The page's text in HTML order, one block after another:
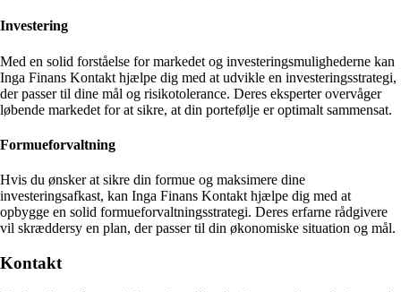
Investering
Med en solid forståelse for markedet og investeringsmulighederne kan
Inga Finans Kontakt hjælpe dig med at udvikle en investeringsstrategi,
der passer til dine mål og risikotolerance. Deres eksperter overvåger
løbende markedet for at sikre, at din portefølje er optimalt sammensat.
Formueforvaltning
Hvis du ønsker at sikre din formue og maksimere dine
investeringsafkast, kan Inga Finans Kontakt hjælpe dig med at
opbygge en solid formueforvaltningsstrategi. Deres erfarne rådgivere
vil skræddersy en plan, der passer til din økonomiske situation og mål.
Kontakt